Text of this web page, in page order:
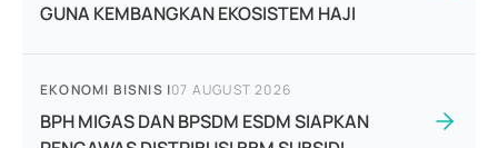
GUNA KEMBANGKAN EKOSISTEM HAJI
EKONOMI BISNIS |07 AUGUST 2026
BPH MIGAS DAN BPSDM ESDM SIAPKAN